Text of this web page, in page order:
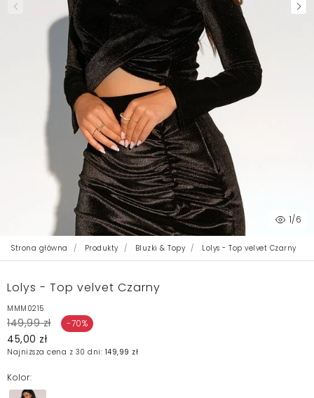
1/6
Strona główna Produkty Bluzki & Topy Lolys - Top velvet Czarny
Lolys - Top velvet Czarny
MMM0215
149,99 zł -70%
45,00 zł
Najniższa cena z 30 dni: 149,99 zł
Kolor: